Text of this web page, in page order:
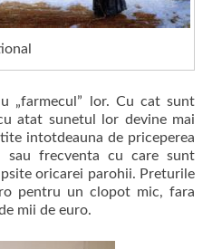
„farmecul” lor. Cu cat sunt
atat sunetul lor devine mai
intotdeauna de priceperea
frecventa cu care sunt
oricarei parohii. Preturile
pentru un clopot mic, fara
mii de euro.